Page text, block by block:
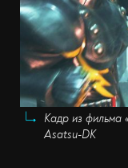
Кадр из фильма
Asatsu-DK